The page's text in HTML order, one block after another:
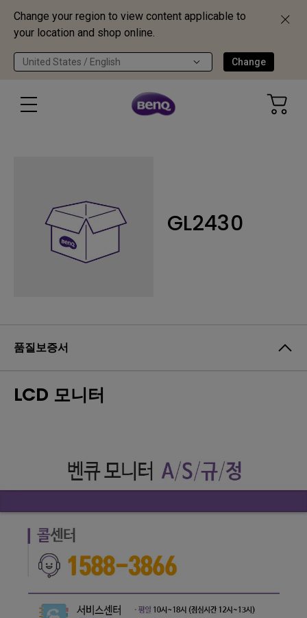
Change your region to view content applicable to
your location and shop online.
United States / English Change
GL2430
품질보증서
LCD 모니터